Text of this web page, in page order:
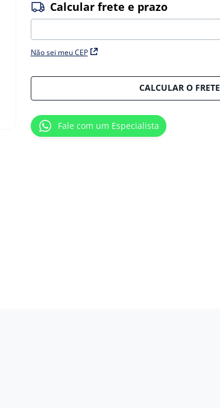
Não sei meu CEP
CALCULAR O FRETE
Fale com um Especialista